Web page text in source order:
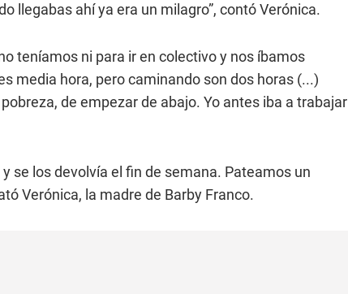
llegabas ahí ya era un milagro”, contó Verónica.
teníamos ni para ir en colectivo y nos íbamos
media hora, pero caminando son dos horas (...)
de empezar de abajo. Yo antes iba a trabajar
se los devolvía el fin de semana. Pateamos un
Verónica, la madre de Barby Franco.